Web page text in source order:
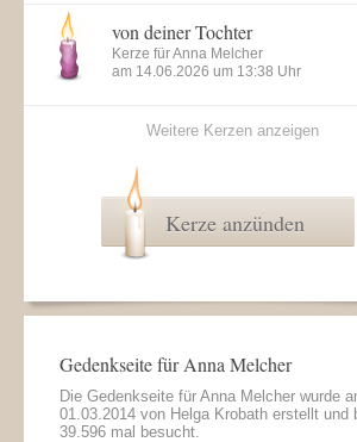
von deiner Tochter
Kerze für Anna Melcher
am 14.06.2026 um 13:38 Uhr
Weitere Kerzen anzeigen
Kerze anzünden
Gedenkseite für Anna Melcher
Die Gedenkseite für Anna Melcher wurde
01.03.2014 von Helga Krobath erstellt und
39.596 mal besucht.